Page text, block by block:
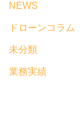
NEWS
ドローンコラム
未分類
業務実績